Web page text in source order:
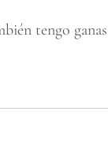
tengo